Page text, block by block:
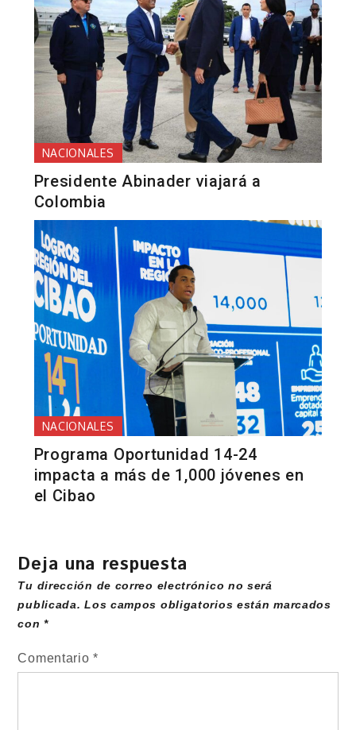
NACIONALES
Presidente Abinader viajará a
Colombia
NACIONALES
Programa Oportunidad 14-24
impacta a más de 1,000 jóvenes en
el Cibao
Deja una respuesta
Tu dirección de correo electrónico no será
publicada. Los campos obligatorios están marcados
con*
Comentario*